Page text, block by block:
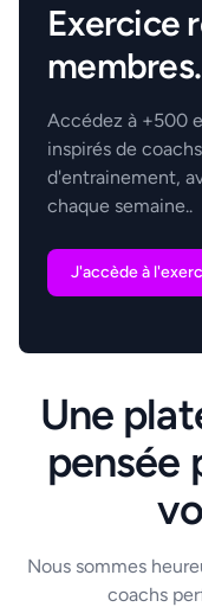
Exercice
membres.
Accédez à +500
inspirés de
d'entrainement,
chaque semaine..
J'accède à
Une
pensée
Nous sommes
coachs